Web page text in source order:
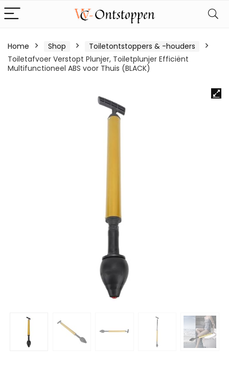
Home Shop
Toiletontstoppers & -houders
Toiletafvoer Verstopt Plunjer, Toiletplunjer Efficiënt
Multifunctioneel ABS voor Thuis (BLACK)